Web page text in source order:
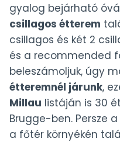
gyalog bejárható
csillagos étterem
csillagos és két 2
és a recommended
beleszámoljuk, úgy
étteremnél járunk,
Millau listáján is 30
Brugge-ben. Persze
a főtér környékén